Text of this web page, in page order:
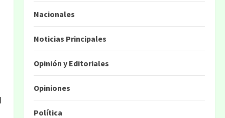
Nacionales
Noticias Principales
Opinión y Editoriales
Opiniones
Política